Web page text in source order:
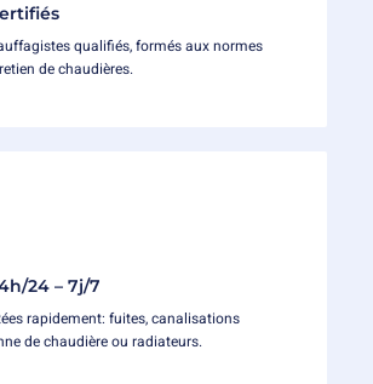
qualifiés, formés aux normes
de chaudières.
24 – 7j/7
rapidement: fuites, canalisations
de chaudière ou radiateurs.